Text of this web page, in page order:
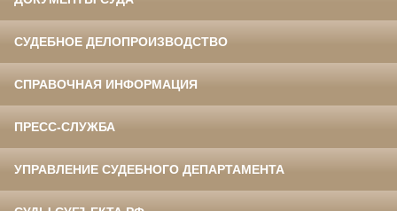
СУДЕБНОЕ ДЕЛОПРОИЗВОДСТВО
СПРАВОЧНАЯ ИНФОРМАЦИЯ
ПРЕСС-СЛУЖБА
УПРАВЛЕНИЕ СУДЕБНОГО ДЕПАРТАМЕНТА